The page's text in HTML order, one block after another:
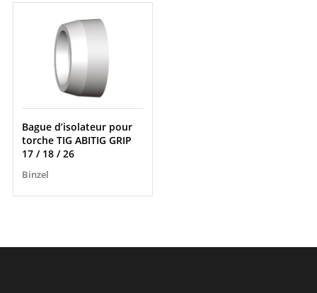
Bague d’isolateur pour
torche TIG ABITIG GRIP
17 / 18 / 26
Binzel